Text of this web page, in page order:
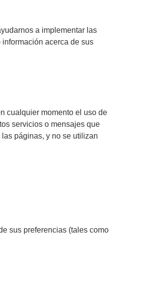
a implementar las
acerca de sus
cualquier momento el uso de
servicios o mensajes que
páginas, y no se utilizan
sus preferencias (tales como